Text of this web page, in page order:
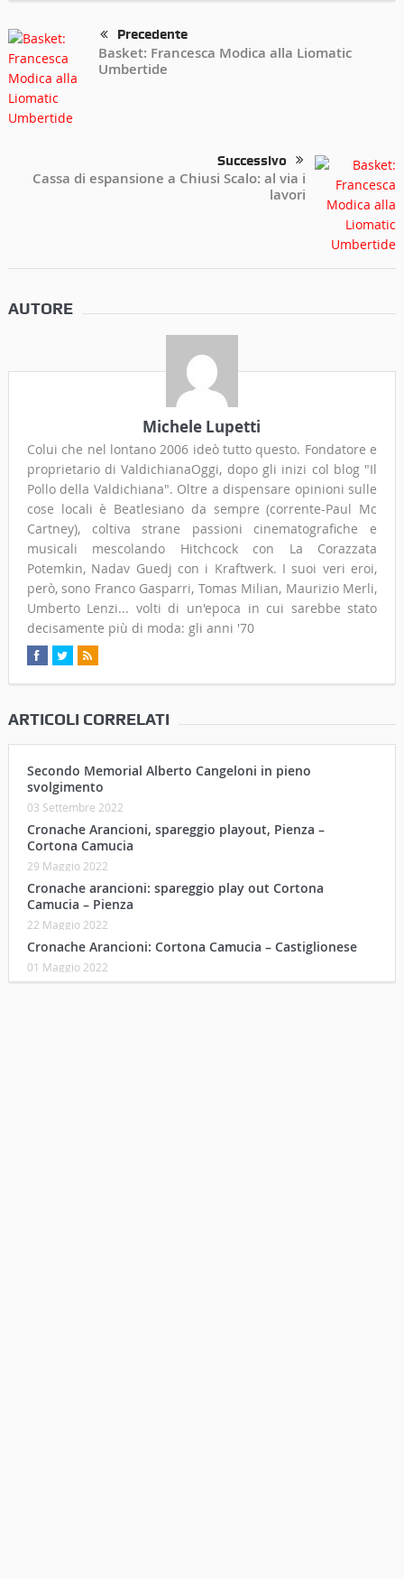
Precedente
Basket: Francesca Modica alla Liomatic
Umbertide
Successivo
Cassa di espansione a Chiusi Scalo: al via i
lavori
AUTORE
Michele Lupetti
Colui che nel lontano 2006 ideò tutto questo. Fondatore e
proprietario di ValdichianaOggi, dopo gli inizi col blog "Il
Pollo della Valdichiana". Oltre a dispensare opinioni sulle
cose locali è Beatlesiano da sempre (corrente-Paul Mc
Cartney), coltiva strane passioni cinematografiche e
musicali mescolando Hitchcock con La Corazzata
Potemkin, Nadav Guedj con i Kraftwerk. I suoi veri eroi,
però, sono Franco Gasparri, Tomas Milian, Maurizio Merli,
Umberto Lenzi... volti di un'epoca in cui sarebbe stato
decisamente più di moda: gli anni '70
ARTICOLI CORRELATI
Secondo Memorial Alberto Cangeloni in pieno
svolgimento
03 Settembre 2022
Cronache Arancioni, spareggio playout, Pienza –
Cortona Camucia
29 Maggio 2022
Cronache arancioni: spareggio play out Cortona
Camucia – Pienza
22 Maggio 2022
Cronache Arancioni: Cortona Camucia – Castiglionese
01 Maggio 2022